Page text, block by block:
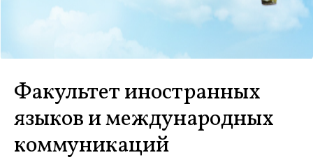
Факультет иностранных
языков и международных
коммуникаций